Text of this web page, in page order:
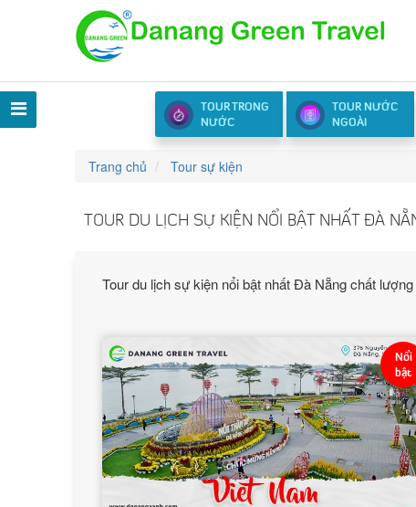
TOUR TRONG
NƯỚC
TOUR NƯỚC
NGOÀI
Trang chủ Tour sự kiện
TOUR DU LỊCH SỰ KIỆN NỔI BẬT NHẤT ĐÀ
Tour du lịch sự kiện nổi bật nhất Đà Nẵng chất
Nổi
bật